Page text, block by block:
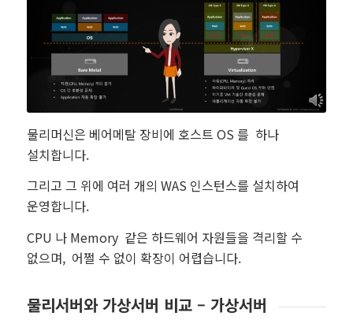
물리머신은 베어메탈 장비에 호스트 OS 를 하나
설치합니다.
그리고 그 위에 여러 개의 WAS 인스턴스를 설치하여
운영합니다.
CPU 나 Memory 같은 하드웨어 자원들을 격리할 수
없으며, 어쩔 수 없이 확장이 어렵습니다.
물리서버와 가상서버 비교 – 가상서버